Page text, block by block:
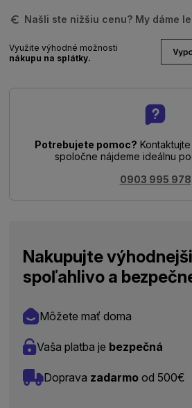
Našli ste nižšiu cenu? My dáme
Využite výhodné možnosti
nákupu na splátky.
Potrebujete pomoc?
spoločne nájdeme ideálnu
0903 995 978
Nakupujte
spoľahlivo a
Môžete mať doma
Vaša platba je bezpečná
Doprava zadarmo od 500€